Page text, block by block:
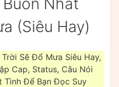
(Siêu Hay)
Sẽ Đổ Mưa Siêu Hay,
Cap, Status, Câu Nói
Tình Để Bạn Đọc Suy